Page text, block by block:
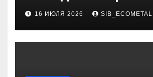
16 ИЮЛЯ 2026 SIB_ECOMETAL